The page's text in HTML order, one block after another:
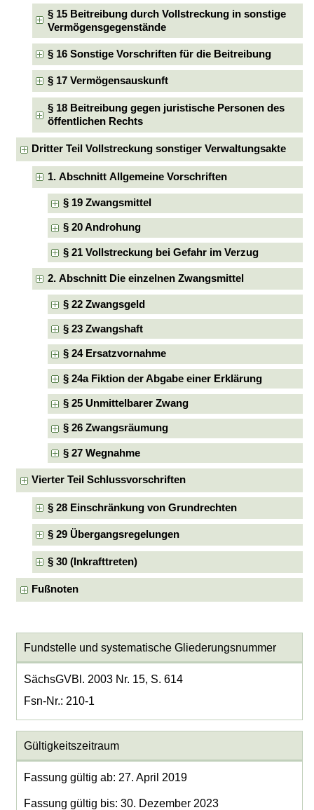
§ 15 Beitreibung durch Vollstreckung in sonstige
Vermögensgegenstände
§ 16 Sonstige Vorschriften für die Beitreibung
§ 17 Vermögensauskunft
§ 18 Beitreibung gegen juristische Personen des
öffentlichen Rechts
Dritter Teil Vollstreckung sonstiger Verwaltungsakte
1. Abschnitt Allgemeine Vorschriften
§ 19 Zwangsmittel
§ 20 Androhung
§ 21 Vollstreckung bei Gefahr im Verzug
2. Abschnitt Die einzelnen Zwangsmittel
§ 22 Zwangsgeld
§ 23 Zwangshaft
§ 24 Ersatzvornahme
§ 24a Fiktion der Abgabe einer Erklärung
§ 25 Unmittelbarer Zwang
§ 26 Zwangsräumung
§ 27 Wegnahme
Vierter Teil Schlussvorschriften
§ 28 Einschränkung von Grundrechten
§ 29 Übergangsregelungen
§ 30 (Inkrafttreten)
Fußnoten
Fundstelle und systematische Gliederungsnummer
SächsGVBl. 2003 Nr. 15, S. 614
Fsn-Nr.: 210-1
Gültigkeitszeitraum
Fassung gültig ab: 27. April 2019
Fassung gültig bis: 30. Dezember 2023